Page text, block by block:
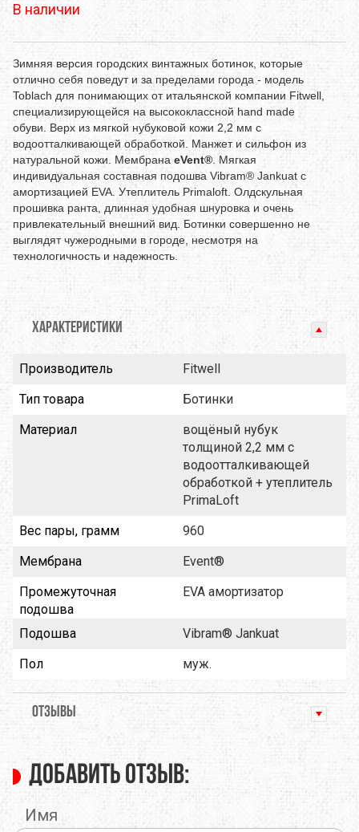
В наличии
Зимняя версия городских винтажных ботинок, которые
отлично себя поведут и за пределами города - модель
Toblach для понимающих от итальянской компании Fitwell,
специализирующейся на высококлассной hand made
обуви. Верх из мягкой нубуковой кожи 2,2 мм с
водоотталкивающей обработкой. Манжет и сильфон из
натуральной кожи. Мембрана eVent® . Мягкая
индивидуальная составная подошва Vibram® Jankuat с
амортизацией EVA. Утеплитель Primaloft. Олдскульная
прошивка ранта, длинная удобная шнуровка и очень
привлекательный внешний вид. Ботинки совершенно не
выглядят чужеродными в городе, несмотря на
технологичность и надежность.
ХАРАКТЕРИСТИКИ
Производитель
Fitwell
Тип товара
Ботинки
Материал
вощёный нубук
толщиной 2,2 мм с
водоотталкивающей
обработкой + утеплитель
PrimaLoft
Вес пары, грамм
960
Мембрана
Event®
Промежуточная
подошва
EVA амортизатор
Подошва
Vibram® Jankuat
Пол
муж.
ОТЗЫВЫ
Добавить отзыв:
Имя